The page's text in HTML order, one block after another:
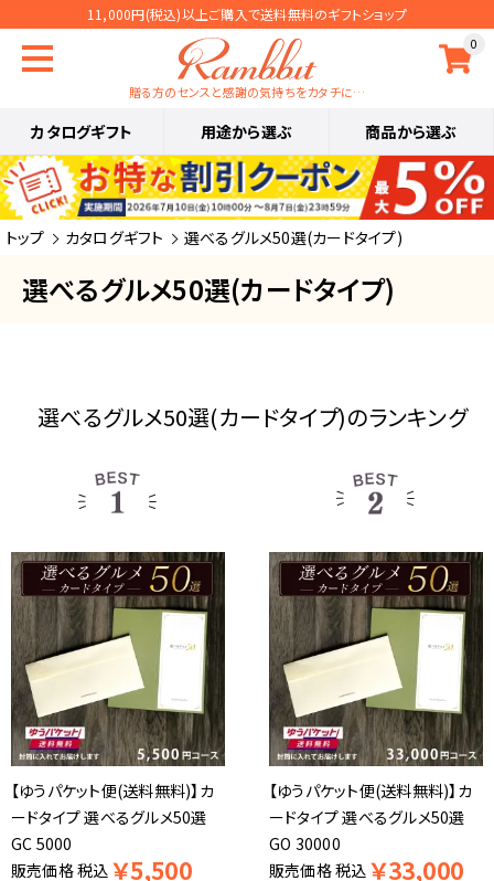
11,000円(税込)以上ご購入で送料無料のギフトショップ
0
贈る方のセンスと感謝の気持ちをカタチに…
カタログギフト 用途から選ぶ 商品から選ぶ
トップ カタログギフト 選べるグルメ50選(カードタイプ)
選べるグルメ50選(カードタイプ)
選べるグルメ50選(カードタイプ)のランキング
【ゆうパケット便(送料無料)】カ
ードタイプ 選べるグルメ50選
GC 5000
販売価格税込 ￥5,500
【ゆうパケット便(送料無料)】カ
ードタイプ 選べるグルメ50選
GO 30000
販売価格税込 ￥33,000